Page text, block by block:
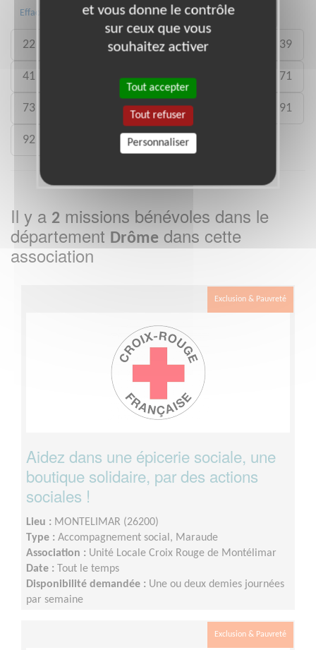
Effacer 06 13 15 20
22 27 29 33 35 39
41 50 54 71
73 78 80 91
92
Il y a 2 missions bénévoles dans le
département Drôme dans cette
association
Exclusion & Pauvreté
Aidez dans une épicerie sociale, une
boutique solidaire, par des actions
sociales !
Lieu : MONTELIMAR (26200)
Type : Accompagnement social, Maraude
Association : Unité Locale Croix Rouge de Montélimar
Date : Tout le temps
Disponibilité demandée : Une ou deux demies journées
par semaine
Exclusion & Pauvreté
et vous donne le contrôle
sur ceux que vous
souhaitez activer
Tout accepter
Tout refuser
Personnaliser